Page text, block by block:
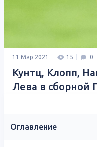
11 Мар 2021 15 0
Кунтц, Клопп,
Лева в сборной
Оглавление